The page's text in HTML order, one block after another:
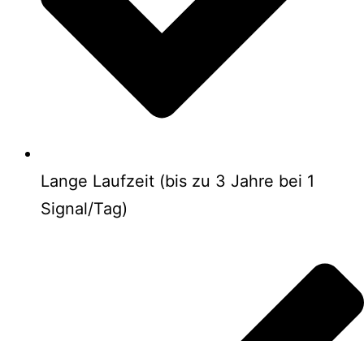
Lange Laufzeit (bis zu 3 Jahre bei 1
Signal/Tag)